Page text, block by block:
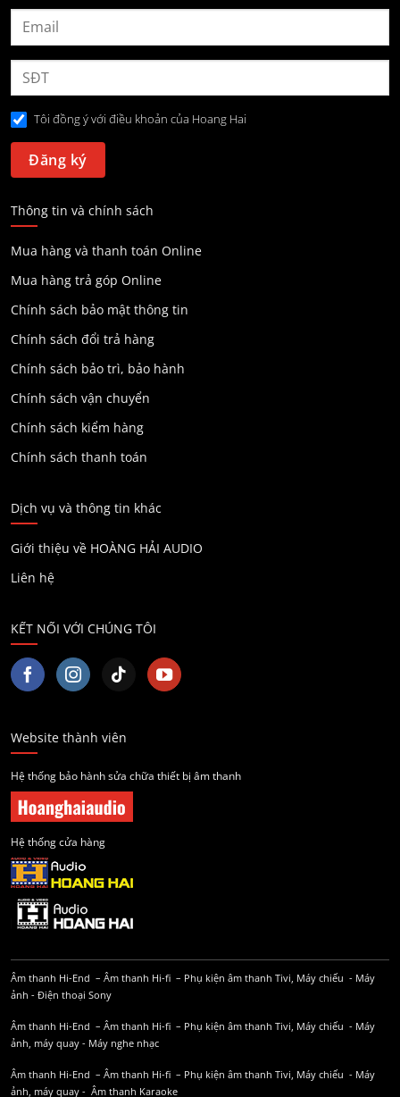
Tôi đồng ý với điều khoản của Hoang Hai
Thông tin và chính sách
Mua hàng và thanh toán Online
Mua hàng trả góp Online
Chính sách bảo mật thông tin
Chính sách đổi trả hàng
Chính sách bảo trì, bảo hành
Chính sách vận chuyển
Chính sách kiểm hàng
Chính sách thanh toán
Dịch vụ và thông tin khác
Giới thiệu về HOÀNG HẢI AUDIO
Liên hệ
KẾT NỐI VỚI CHÚNG TÔI
Website thành viên
Hệ thống bảo hành sửa chữa thiết bị âm thanh
Hệ thống cửa hàng
Âm thanh Hi-End – Âm thanh Hi-fi – Phụ kiện âm thanh Tivi, Máy chiếu - Máy
ảnh - Điện thoại Sony
Âm thanh Hi-End – Âm thanh Hi-fi – Phụ kiện âm thanh Tivi, Máy chiếu - Máy
ảnh, máy quay - Máy nghe nhạc
Âm thanh Hi-End – Âm thanh Hi-fi – Phụ kiện âm thanh Tivi, Máy chiếu - Máy
ảnh, máy quay - Âm thanh Karaoke